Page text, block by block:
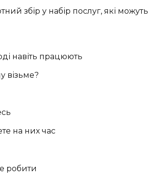
збір у набір послуг, які можуть
навіть працюють
візьме?
на них час
робити